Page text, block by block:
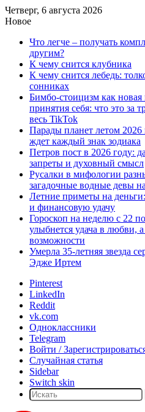
Четверг, 6 августа 2026
Новое
Что легче – получать
другим?
К чему снится клубника
К чему снится лебедь:
сонниках
Бимбо-стоицизм как
принятия себя: что это за
весь TikTok
Парады планет летом 2026
ждет каждый знак зодиака
Петров пост в 2026 году:
запреты и духовный смысл
Русалки в мифологии
загадочные водные девы
Летние приметы на деньги:
и финансовую удачу
Гороскоп на неделю с 22
улыбнется удача в любви,
возможности
Умерла 35-летняя звезда
Эдже Иртем
Pinterest
LinkedIn
Reddit
vk.com
Одноклассники
Telegram
Войти /
Случайная статья
Sidebar
Switch skin